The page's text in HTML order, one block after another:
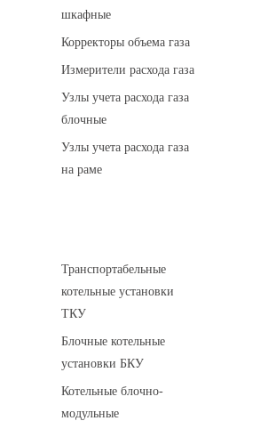
шкафные
Корректоры объема газа
Измерители расхода газа
Узлы учета расхода газа
блочные
Узлы учета расхода газа
на раме
Транспортабельные
котельные установки
ТКУ
Блочные котельные
установки БКУ
Котельные блочно-
модульные